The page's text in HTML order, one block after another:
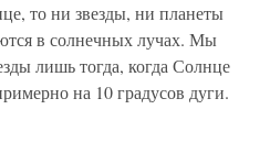
то ни звезды, ни планеты
в солнечных лучах. Мы
лишь тогда, когда Солнце
на 10 градусов дуги.